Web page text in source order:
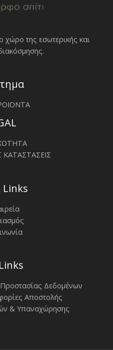
χώρο της εσωτερικής και
Links
Δεδομένων
Αποστολής
& Υπαναχώρησης